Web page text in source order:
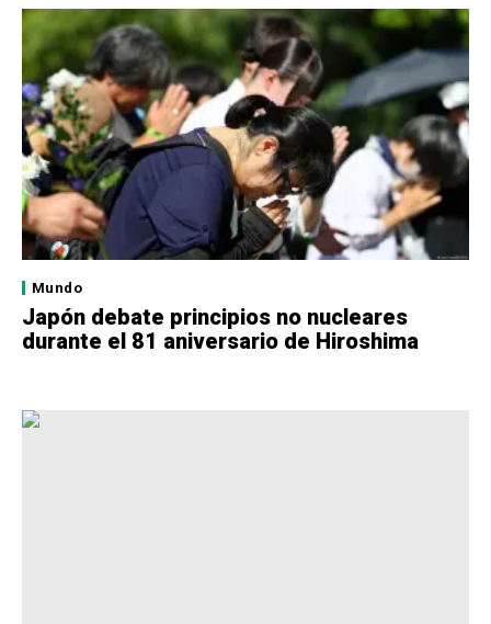
Mundo
Japón debate principios no nucleares
durante el 81 aniversario de Hiroshima